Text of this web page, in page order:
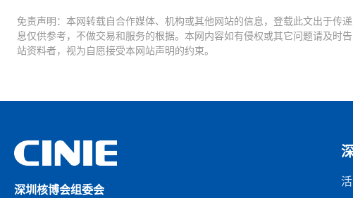
免责声明：本网转载自合作媒体、机构或其他网站的信息，登载此文出于传
息仅供参考，不做交易和服务的根据。本网内容如有侵权或其它问题请及时
站资料者，视为自愿接受本网站声明的约束。
深圳核博会组委会